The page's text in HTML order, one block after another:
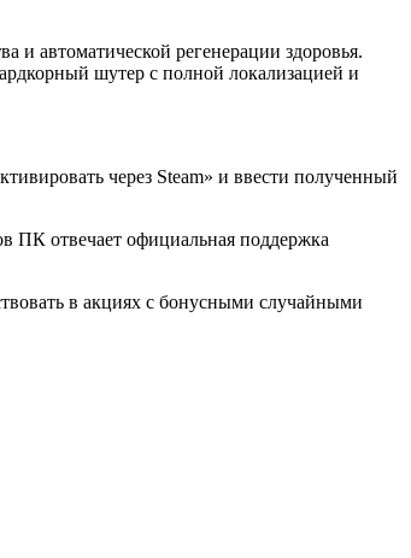
и автоматической регенерации здоровья.
шутер с полной локализацией и
через Steam» и ввести полученный
ПК отвечает официальная поддержка
в акциях с бонусными случайными